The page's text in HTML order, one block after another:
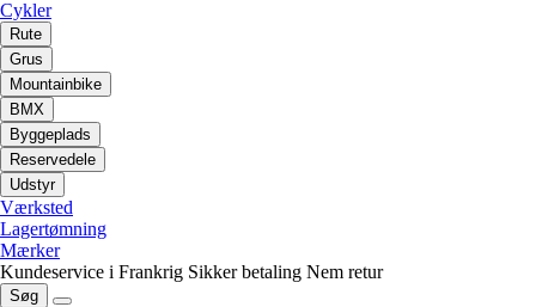
Cykler
Rute
Grus
Mountainbike
BMX
Byggeplads
Reservedele
Udstyr
Værksted
Lagertømning
Mærker
Kundeservice i Frankrig Sikker betaling Nem retur
Søg